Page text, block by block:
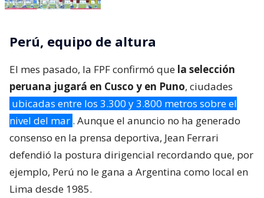
Perú, equipo de altura
El mes pasado, la FPF confirmó que la selección
peruana jugará en Cusco y en Puno, ciudades
ubicadas entre los 3.300 y 3.800 metros sobre el
nivel del mar . Aunque el anuncio no ha generado
consenso en la prensa deportiva, Jean Ferrari
defendió la postura dirigencial recordando que, por
ejemplo, Perú no le gana a Argentina como local en
Lima desde 1985.